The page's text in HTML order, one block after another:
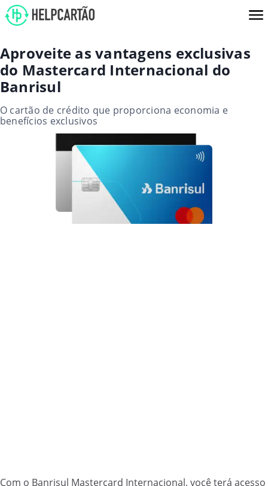
Aproveite as vantagens exclusivas
do Mastercard Internacional do
Banrisul
O cartão de crédito que proporciona economia e
benefícios exclusivos
Com o Banrisul Mastercard Internacional, você terá acesso